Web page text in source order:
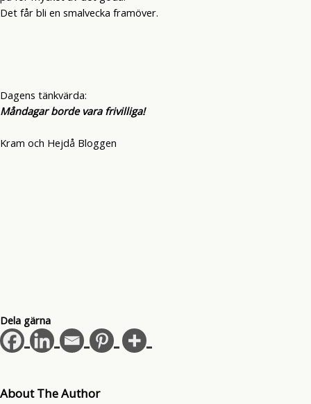
Det får bli en smalvecka framöver.
Dagens tänkvärda:
Måndagar borde vara frivilliga!
Kram och Hejdå Bloggen
Dela gärna
About The Author